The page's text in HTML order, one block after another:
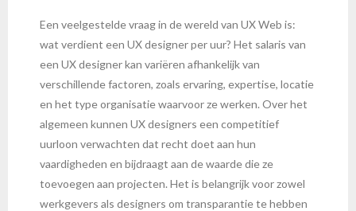
Een veelgestelde vraag in de wereld van UX Web is:
wat verdient een UX designer per uur? Het salaris van
een UX designer kan variëren afhankelijk van
verschillende factoren, zoals ervaring, expertise, locatie
en het type organisatie waarvoor ze werken. Over het
algemeen kunnen UX designers een competitief
uurloon verwachten dat recht doet aan hun
vaardigheden en bijdraagt aan de waarde die ze
toevoegen aan projecten. Het is belangrijk voor zowel
werkgevers als designers om transparantie te hebben